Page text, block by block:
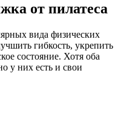
от пилатеса
вида физических
гибкость, укрепить
состояние. Хотя оба
у них есть и свои